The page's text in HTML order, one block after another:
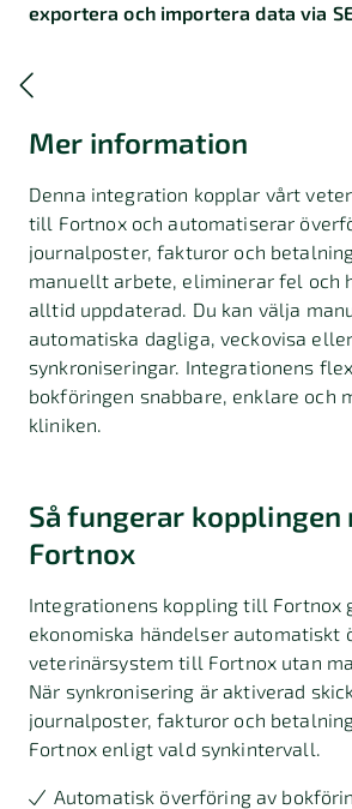
exportera och importera data via
Mer information
Denna integration kopplar vårt
till Fortnox och automatiserar
journalposter, fakturor och
manuellt arbete, eliminerar fel och
alltid uppdaterad. Du kan välja
automatiska dagliga, veckovisa
synkroniseringar. Integrationens
bokföringen snabbare, enklare
kliniken.
Så fungerar kopplingen
Fortnox
Integrationens koppling till Fortnox
ekonomiska händelser automatiskt
veterinärsystem till Fortnox utan
När synkronisering är aktiverad
journalposter, fakturor och
Fortnox enligt vald synkintervall.
Automatisk överföring av